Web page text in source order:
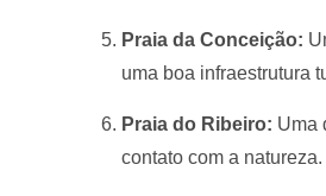
Praia da Conceição:
uma boa infraestrutura
Praia do Ribeiro: Uma
contato com a natureza.